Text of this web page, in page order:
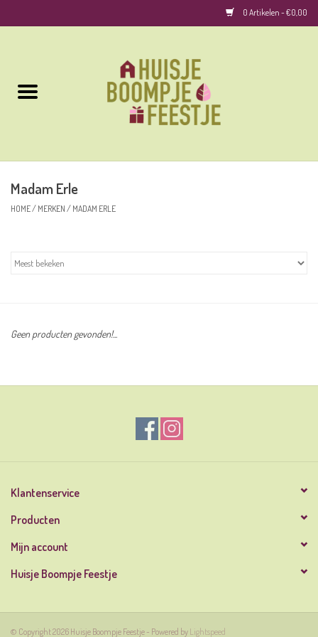
0 Artikelen - €0,00
Woonaccessoires
Madam Erle
HOME/ MERKEN / MADAM ERLE
Geen producten gevonden!...
Klantenservice
Producten
Mijn account
Huisje Boompje Feestje
© Copyright 2026 Huisje Boompje Feestje - Powered by Lightspeed